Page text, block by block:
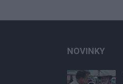
NOVINKY